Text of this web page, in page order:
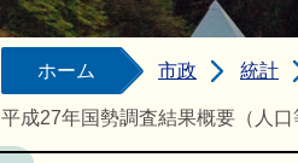
ホーム 市政 統計
平成27年国勢調査結果概要（人口